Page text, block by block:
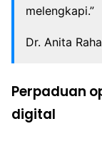
melengkapi.”
Dr. Anita
Perpaduan
digital